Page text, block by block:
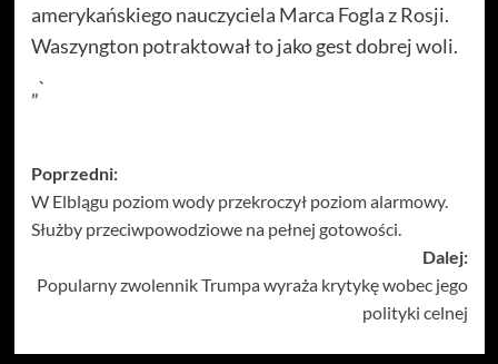
amerykańskiego nauczyciela Marca Fogla z Rosji.
Waszyngton potraktował to jako gest dobrej woli.
„`
Zobacz
wpisy
Poprzedni:
W Elblągu poziom wody przekroczył poziom alarmowy.
Służby przeciwpowodziowe na pełnej gotowości.
Dalej:
Popularny zwolennik Trumpa wyraża krytykę wobec jego
polityki celnej